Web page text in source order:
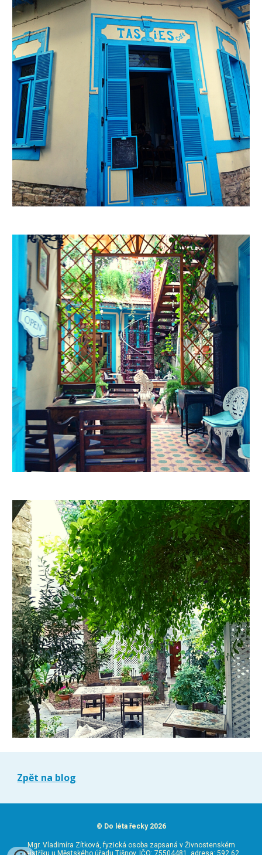
Zpět na blog
© Do léta řecky 2026
Mgr. Vladimíra Zítková, fyzická osoba zapsaná v Živnostenském
rejstříku u Městského úřadu Tišnov, IČO: 75504481, adresa: 592 62